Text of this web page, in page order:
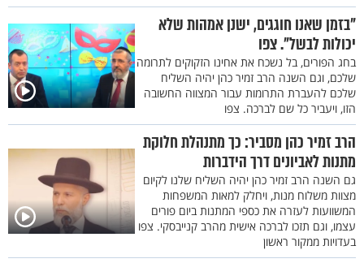
"בזמן שאנו חוגגים, ישנן אמהות שלא
יכולות לבשל". צפו
בחג הפורים, בל נשכח את אחינו הזקוקים לתרומה
שלכם, וגם השנה הרב זמיר כהן יהיה השליח
שלכם להעברת התרומות עבור המצווה החשובה
הזו, ויעביר כל שם לברכה. צפו
הרב זמיר כהן מסביר: כך מתנהלת חלוקת
מתנות לאביונים דרך הידברות
גם השנה הרב זמיר כהן יהיה השליח שלנו לקיום
מצוות משלוח מנות, ויחלק למאות המשפחות
המשוועות לעזרה את כספי המתנות ביום פורים
עצמו, וגם תזכו לברכה אישית מהרב קנייבסקי. צפו
בעדויות ממקור ראשון